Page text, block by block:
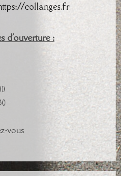
collanges.fr
d'ouverture :
vous